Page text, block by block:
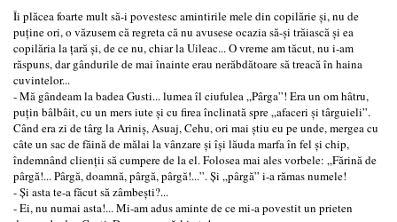
Îi plăcea foarte mult să-i povestesc amintirile mele din copilărie și, nu de
puține ori, o văzusem că regreta că nu avusese ocazia să-și trăiască și ea
copilăria la țară și, de ce nu, chiar la Uileac... O vreme am tăcut, nu i-am
răspuns, dar gândurile de mai înainte erau nerăbdătoare să treacă în haina
cuvintelor...
- Mă gândeam la badea Gusti... lumea îl ciufulea „Pârga”! Era un om hâtru,
puțin bâlbâit, cu un mers iute și cu firea înclinată spre „afaceri și târguieli”.
Când era zi de târg la Ariniș, Asuaj, Cehu, ori mai știu eu pe unde, mergea cu
câte un sac de făină de mălai la vânzare și își lăuda marfa în fel și chip,
îndemnând clienții să cumpere de la el. Folosea mai ales vorbele: „Fărină de
pârgă!... Pârgă, doamnă, pârgă, pârgă!...”. Și „pârgă” i-a rămas numele!
- Și asta te-a făcut să zâmbești?...
- Ei, nu numai asta!... Mi-am adus aminte de ce mi-a povestit un prieten